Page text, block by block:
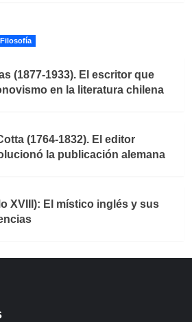
(1877-1933). El escritor que
en la literatura chilena
(1764-1832). El editor
la publicación alemana
XVIII): El místico inglés y sus